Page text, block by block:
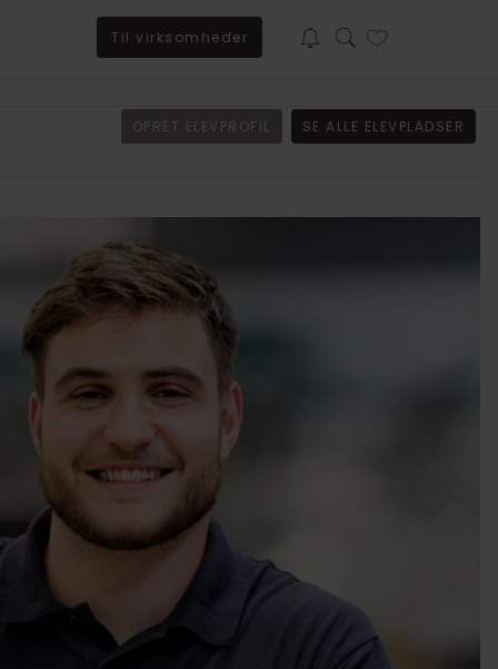
Til virksomheder
Baker Tilly søger trainee til BSO-afdeling i Sorø
Har du lyst til at kickstarte din karriere i et stærkt fagligt
OPRET ELEVPROFIL SE ALLE ELEVPLADSER